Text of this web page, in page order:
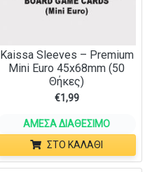
Kaissa Sleeves – Premium
Mini Euro 45x68mm (50
Θήκες)
€1,99
ΆΜΕΣΑ ΔΙΑΘΈΣΙΜΟ
ΣΤΟ ΚΑΛΆΘΙ